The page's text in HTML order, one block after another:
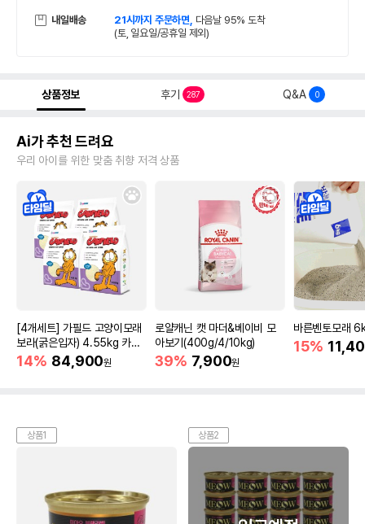
내일배송 21시까지 주문하면, 다음날 95% 도착
(토, 일요일/공휴일 제외)
상품정보 후기 287 Q&A 0
Ai가 추천 드려요
우리 아이를 위한 맞춤 취향 저격 상품
[4개세트] 가필드 고양이모래
보라(굵은입자) 4.55kg 카사
바모래
14% 84,900원
로얄캐닌 캣 마더&베이비 모
아보기(400g/4/10kg)
39% 7,900원
바른벤토모래
15%
상품1 상품2